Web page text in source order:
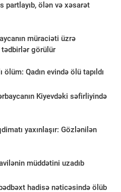
partlayıb, ölən və xəsarət
müraciəti üzrə
görülür
Qadın evində ölü tapıldı
Kiyevdəki səfirliyində
yaxınlaşır: Gözlənilən
müddətini uzadıb
hadisə nəticəsində ölüb